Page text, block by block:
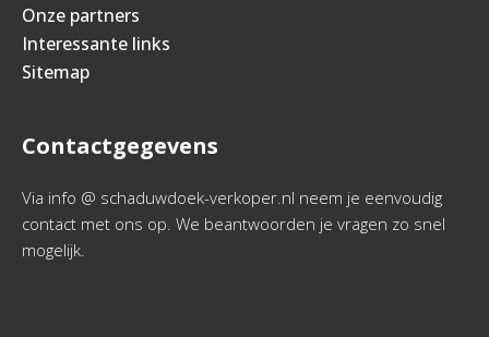
Onze partners
Interessante links
Sitemap
Contactgegevens
Via info @ schaduwdoek-verkoper.nl neem je eenvoudig
contact met ons op. We beantwoorden je vragen zo snel
mogelijk.